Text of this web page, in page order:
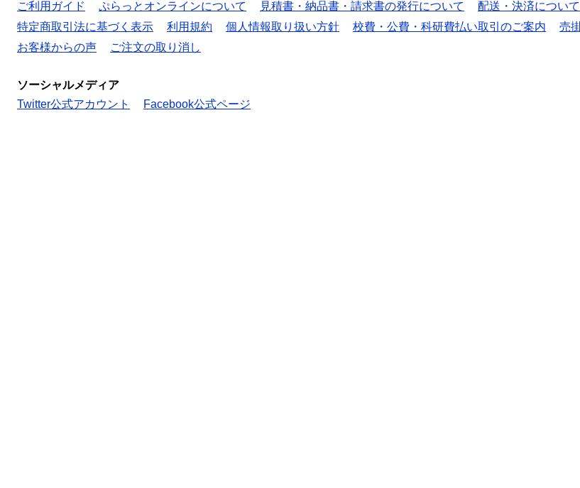
ご利用ガイド
ぷらっとオンラインについて 見積書・納品書・請求書の発行について 配送・決済について
特定商取引法に基づく表示
利用規約 個人情報取り扱い方針 校費・公費・科研費払い取引のご案内 売
お客様からの声
ご注文の取り消し
ソーシャルメディア
Twitter公式アカウント
Facebook公式ページ